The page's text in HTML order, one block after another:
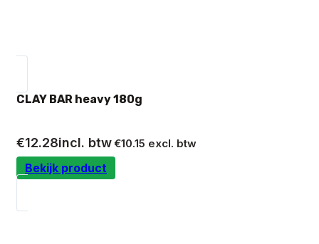
CLAY BAR heavy 180g
€12.28incl. btw€10.15 excl. btw
Bekijk product